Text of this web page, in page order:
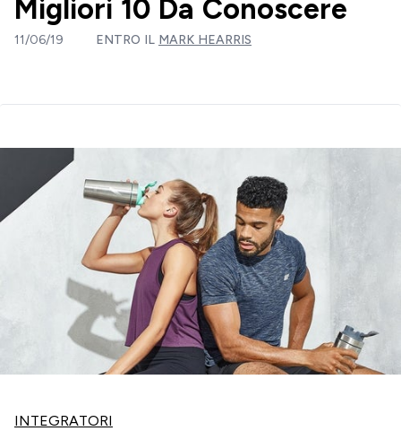
Migliori 10 Da Conoscere
11/06/19 ENTRO IL MARK HEARRIS
INTEGRATORI